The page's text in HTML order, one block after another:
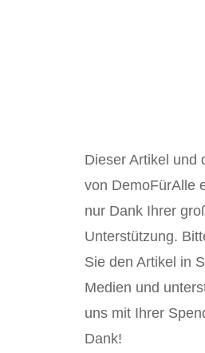
Dieser Artikel und
von DemoFürAlle
nur Dank Ihrer
Unterstützung.
Sie den Artikel in
Medien und
uns mit Ihrer
Dank!